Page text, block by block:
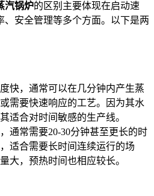
汽锅炉的区别主要体现在启动速
、安全管理等多个方面。以下是两
快，通常可以在几分钟内产生蒸
需要快速响应的工艺。因为其水
适合对时间敏感的生产线。
通常需要20-30分钟甚至更长的时
适合需要长时间连续运行的场
大，预热时间也相应较长。